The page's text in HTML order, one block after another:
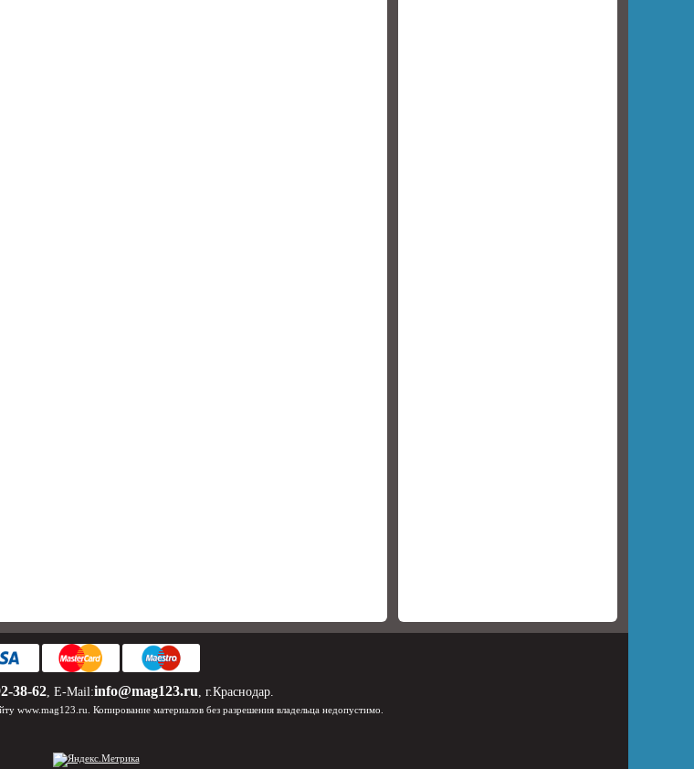
38-62, E-Mail:info@mag123.ru, г.Краснодар.
www.mag123.ru. Копирование материалов без разрешения владельца недопустимо.